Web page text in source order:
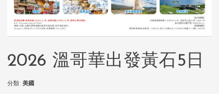
2026 溫哥華出發黃石5日
分類: 美國